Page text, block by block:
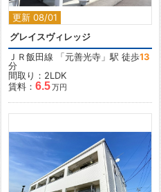
更新 08/01
グレイスヴィレッジ
ＪＲ飯田線 「元善光寺 」駅 徒歩13
分
間取り：2LDK
賃料： 6.5万円